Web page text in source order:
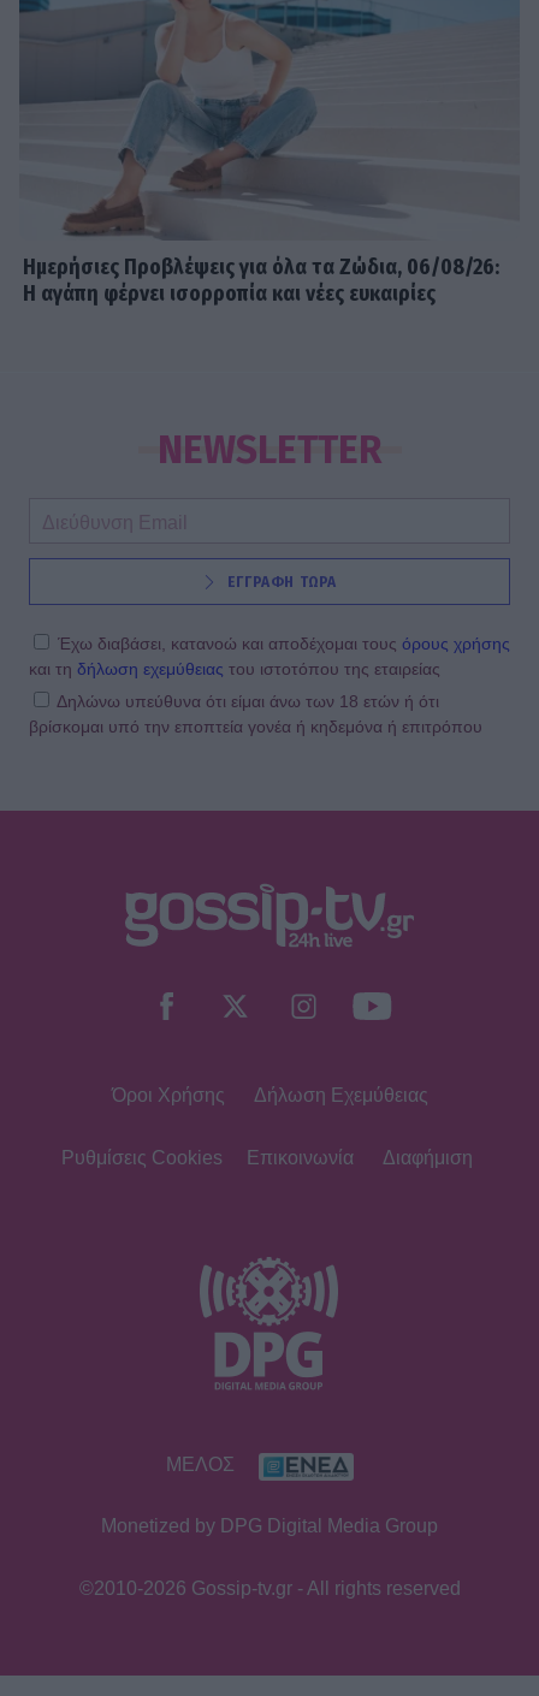
Ημερήσιες Προβλέψεις για όλα τα Ζώδια, 06/08/26:
Η αγάπη φέρνει ισορροπία και νέες ευκαιρίες
NEWSLETTER
ΕΓΓΡΑΦΗ ΤΩΡΑ
Έχω διαβάσει, κατανοώ και αποδέχομαι τους όρους χρήσης
και τη δήλωση εχεμύθειας του ιστοτόπου της εταιρείας
Δηλώνω υπεύθυνα ότι είμαι άνω των 18 ετών ή ότι
βρίσκομαι υπό την εποπτεία γονέα ή κηδεμόνα ή επιτρόπου
Όροι Χρήσης Δήλωση Εχεμύθειας
Ρυθμίσεις Cookies Επικοινωνία Διαφήμιση
ΜΕΛΟΣ
Monetized by DPG Digital Media Group
©2010-2026 Gossip-tv.gr - All rights reserved